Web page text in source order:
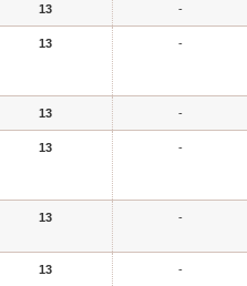
13 -
13 -
13 -
13 -
13 -
13 -